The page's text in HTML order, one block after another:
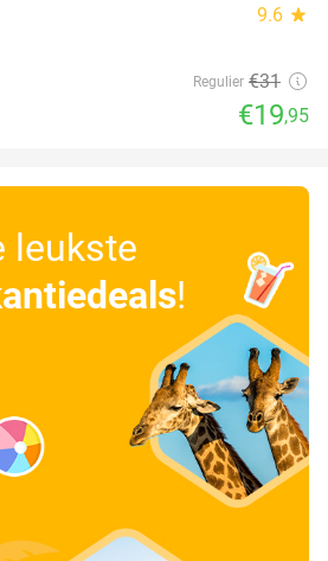
9.6 star
Regulier €31
€19,95
leukste
!